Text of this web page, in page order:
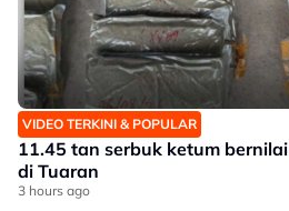
VIDEO TERKINI & POPULAR
11.45 tan serbuk ketum
di Tuaran
3 hours ago